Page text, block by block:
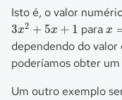
Isto é, o valor
3x2 + 5x + 1
3 x2 +5 x parax
x=
dependendo do valor
poderíamos obter
Um outro exemplo